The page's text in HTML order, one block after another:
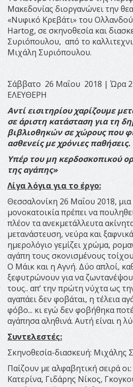
Μακεδονίας διοργανώνει την
«Νυφικό Κρεβάτι» του
Hartog, σε σκηνοθεσία και
Συριόπουλου, από το
Μιχάλη Συριόπουλου.
Σάββατο 26 Μαΐου 2018 | Ώρα
ΕΛΕΥΘΕΡΗ
Αντί εισιτηρίου χαρίζουμε
σε άριστη κατάσταση για τη
βιβλιοθηκών σε χώρους που
ασθενείς με χρόνιες παθήσεις.
Υπέρ του μη κερδοσκοπικού
της αγάπης»
Λίγα λόγια για το έργο:
Θεσσαλονίκη 26 Μαΐου 2018, μια
μονοκατοικία πρέπει να
πλέον τα ανεκμετάλλευτα
μετανάστευση, νεύρα και
ημερολόγιο γεμίζει χρώμα,
αγάπη τους σκονισμένους
Ο Μάικ και η Αγνή. Δύο απλοί,
ξεφυτρώνουν για να
τους.. απ’ την πρώτη νύχτα ως
αγαπάει δεν φοβάται, η τέλεια
φόβο... κι εγώ δεν φοβήθηκα
αγάπησα αληθινά. Αυτή είναι η
Συντελεστές:
Σκηνοθεσία-διασκευή: Μιχάλης
Παίζουν με αλφαβητική σειρά
Κατερίνα, Γιδάρης Νίκος,